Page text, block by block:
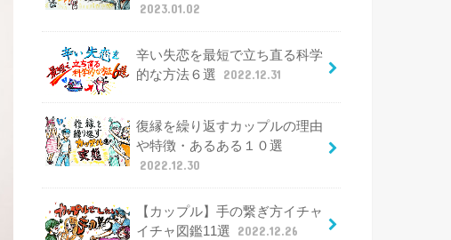
2023.01.02
辛い失恋を最短で立ち直る科学
的な方法６選
2022.12.31
復縁を繰り返すカップルの理由
や特徴・あるある１０選
2022.12.30
【カップル】手の繋ぎ方イチャ
イチャ図鑑11選
2022.12.26